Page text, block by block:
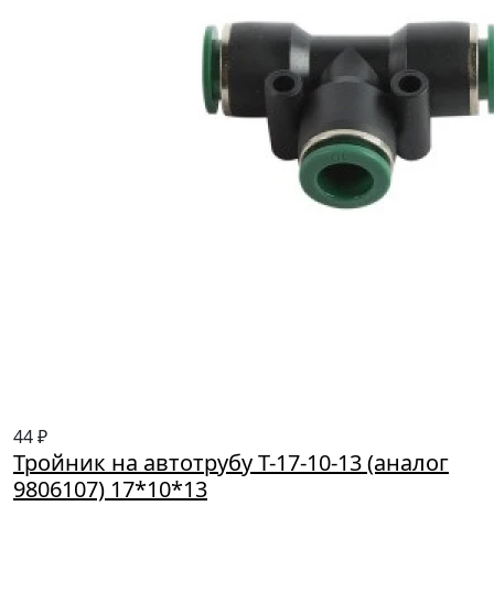
44 ₽
Тройник на автотрубу Т-17-10-13 (аналог
9806107) 17*10*13